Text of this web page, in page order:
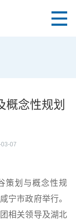
概念性规划
07
策划与概念性规
宁市政府举行。
相关领导及湖北